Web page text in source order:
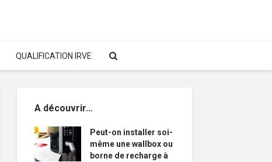
QUALIFICATION IRVE
A découvrir…
Peut-on installer soi-
même une wallbox ou
borne de recharge à